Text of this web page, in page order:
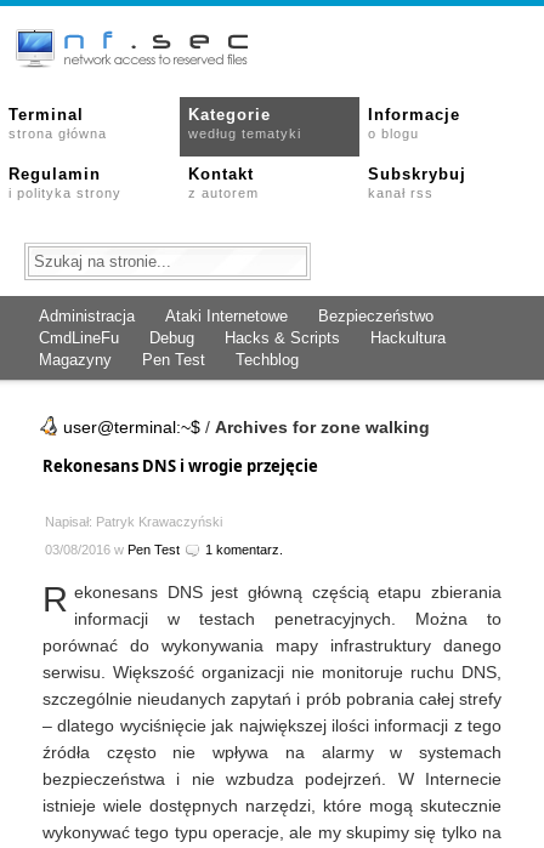
Terminal
strona główna
Kategorie
według tematyki
Informacje
o blogu
Regulamin
i polityka strony
Kontakt
z autorem
Subskrybuj
kanał rss
Administracja Ataki Internetowe
Bezpieczeństwo
CmdLineFu
Debug Hacks & Scripts
Hackultura
Magazyny
Pen Test Techblog
user@terminal:~$ / Archives for zone walking
Rekonesans DNS i wrogie przejęcie
Napisał: Patryk Krawaczyński
03/08/2016 w Pen Test 1 komentarz.
R ekonesans DNS jest główną częścią etapu zbierania
informacji w testach penetracyjnych. Można to
porównać do wykonywania mapy infrastruktury danego
serwisu. Większość organizacji nie monitoruje ruchu DNS,
szczególnie nieudanych zapytań i prób pobrania całej strefy
– dlatego wyciśnięcie jak największej ilości informacji z tego
źródła często nie wpływa na alarmy w systemach
bezpieczeństwa i nie wzbudza podejrzeń. W Internecie
istnieje wiele dostępnych narzędzi, które mogą skutecznie
wykonywać tego typu operacje, ale my skupimy się tylko na